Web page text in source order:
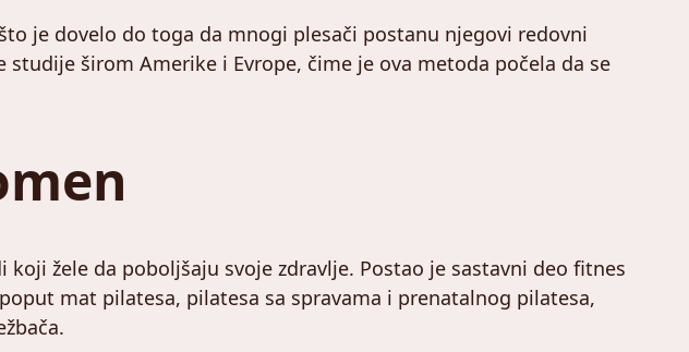
je dovelo do toga da mnogi plesači postanu njegovi redovni
širom Amerike i Evrope, čime je ova metoda počela da se
žele da poboljšaju svoje zdravlje. Postao je sastavni deo fitnes
mat pilatesa, pilatesa sa spravama i prenatalnog pilatesa,